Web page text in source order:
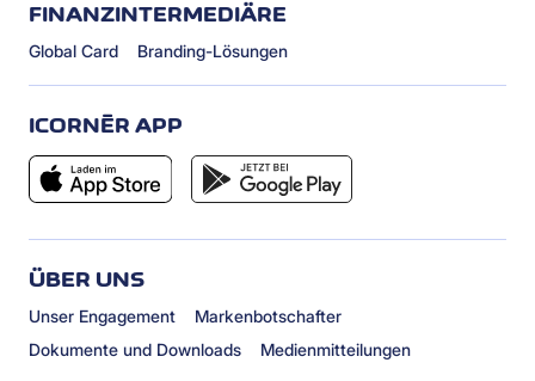
FINANZINTERMEDIÄRE
Global Card Branding-Lösungen
ICORNÈR APP
ÜBER UNS
Unser Engagement
Markenbotschafter
Dokumente und Downloads
Medienmitteilungen